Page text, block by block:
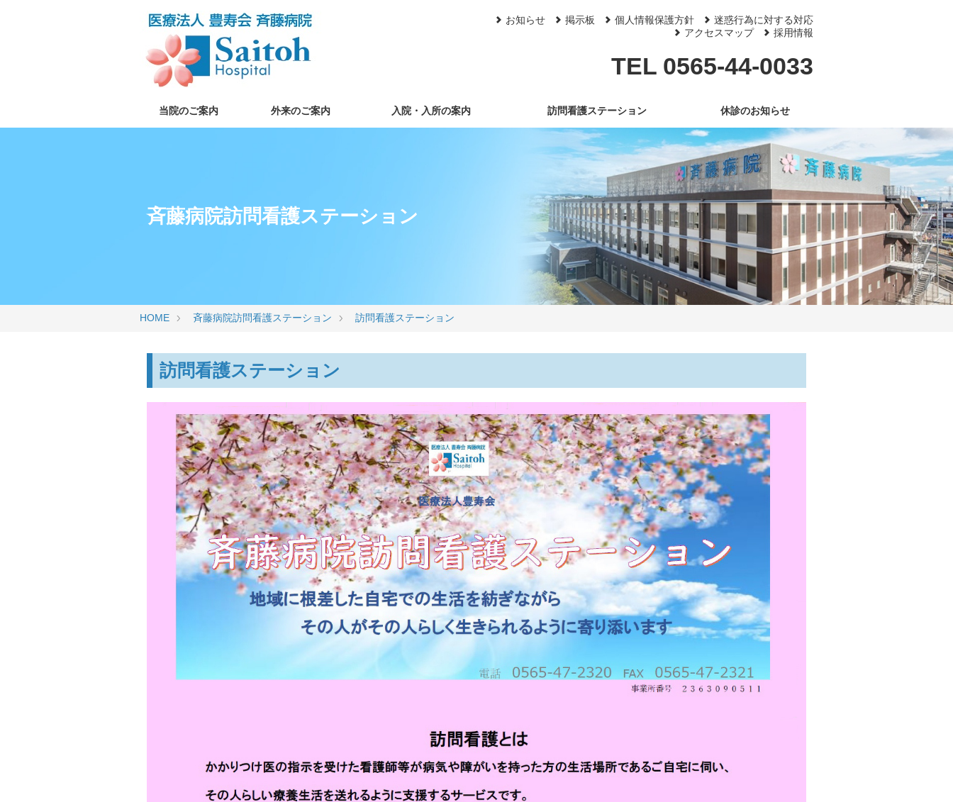
お知らせ 掲示板 個人情報保護方針
迷惑行為に対する対応
アクセスマップ
採用情報
TEL 0565-44-0033
当院のご案内 外来のご案内 入院・入所の案内 訪問看護ステーション 休診のお知らせ
斉藤病院訪問看護ステーション
HOME 斉藤病院訪問看護ステーション 訪問看護ステーション
訪問看護ステーション